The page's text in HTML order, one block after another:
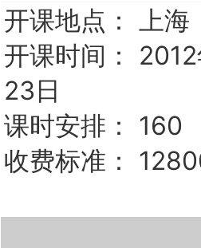
开课地点： 上海
开课时间： 2012
23日
课时安排： 160
收费标准：